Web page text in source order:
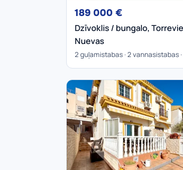
189 000 €
Dzīvoklis / bungalo,
Nuevas
2 guļamistabas · 2 vannasistabas ·